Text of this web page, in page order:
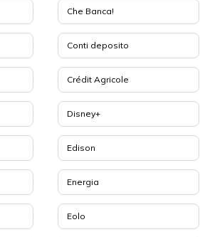
Che Banca!
Conti deposito
Crédit Agricole
Disney+
Edison
Energia
Eolo